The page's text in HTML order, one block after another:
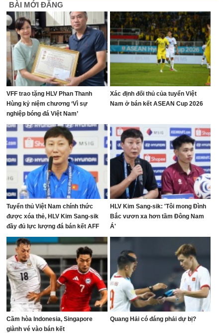
BÀI MỚI ĐĂNG
VFF trao tặng HLV Phan Thanh
Hùng kỷ niệm chương ‘Vì sự
nghiệp bóng đá Việt Nam’
Xác định đối thủ của tuyển Việt
Nam ở bán kết ASEAN Cup 2026
Tuyển thủ Việt Nam chính thức
được xóa thẻ, HLV Kim Sang-sik
đầy đủ lực lượng đá bán kết AFF
Cup
HLV Kim Sang-sik: 'Tôi mong Đình
Bắc vươn xa hơn tầm Đông Nam
Á'
Cầm hòa Indonesia, Singapore
giành vé vào bán kết
Quang Hải có đáng phải dự bị?